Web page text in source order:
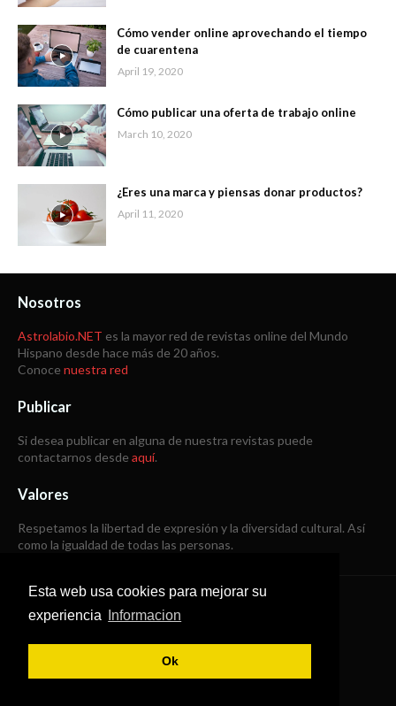
Esta web usa cookies para mejorar su
experiencia
Informacion
Ok
Cómo vender online aprovechando el tiempo
de cuarentena
April 19, 2020
Cómo publicar una oferta de trabajo online
March 10, 2020
¿Eres una marca y piensas donar productos?
April 11, 2020
Nosotros
Astrolabio.NET es la mayor red de revistas online del Mundo
Hispano desde hace más de 20 años.
Conoce nuestra red
Publicar
Si desea publicar en alguna de nuestra revistas puede
contactarnos desde aquí.
Valores
Respetamos la libertad de expresión y la diversidad cultural. Así
como la igualdad de todas las personas.
Copyright © 1998 -